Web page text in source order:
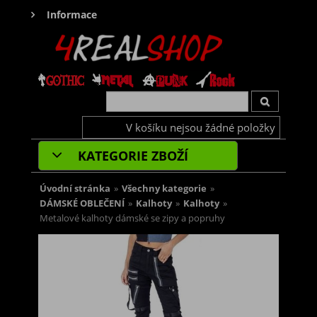
Informace
V košíku nejsou žádné položky
KATEGORIE ZBOŽÍ
Úvodní stránka » Všechny kategorie »
DÁMSKÉ OBLEČENÍ » Kalhoty » Kalhoty »
Metalové kalhoty dámské se zipy a popruhy